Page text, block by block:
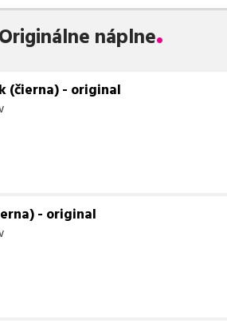
Originálne náplne
(čierna) - original
- original